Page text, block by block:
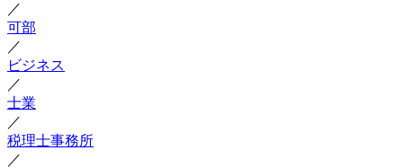
／
可部
／
ビジネス
／
士業
／
税理士事務所
／